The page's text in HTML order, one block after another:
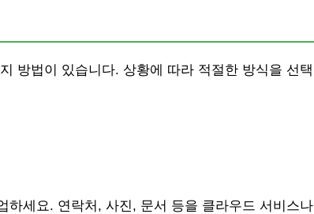
방법이 있습니다. 상황에 따라 적절한 방식을 선택
하세요. 연락처, 사진, 문서 등을 클라우드 서비스나